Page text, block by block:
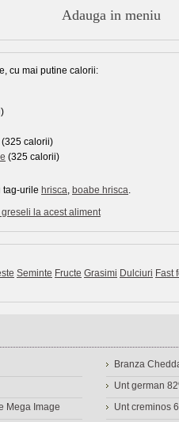
Adauga in meniu
cu mai putine calorii:
(325 calorii)
(325 calorii)
tag-urile hrisca, boabe hrisca.
la acest aliment
Seminte Fructe Grasimi Dulciuri Fast
Mega Image
Branza
Unt german
Unt creminos